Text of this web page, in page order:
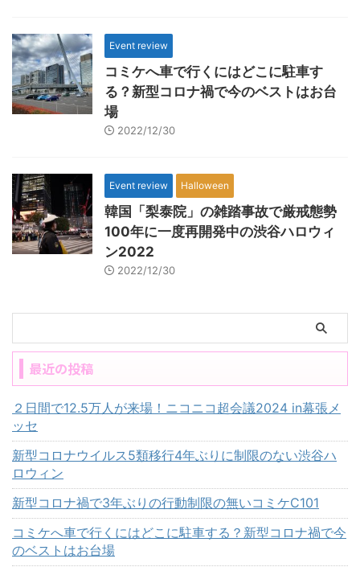
Event review
コミケへ車で行くにはどこに駐車す
る？新型コロナ禍で今のベストはお台
場
2022/12/30
Event review Halloween
韓国「梨泰院」の雑踏事故で厳戒態勢
100年に一度再開発中の渋谷ハロウィ
ン2022
2022/12/30
最近の投稿
２日間で12.5万人が来場！ニコニコ超会議2024 in幕張メ
ッセ
新型コロナウイルス5類移行4年ぶりに制限のない渋谷ハ
ロウィン
新型コロナ禍で3年ぶりの行動制限の無いコミケC101
コミケへ車で行くにはどこに駐車する？新型コロナ禍で今
のベストはお台場